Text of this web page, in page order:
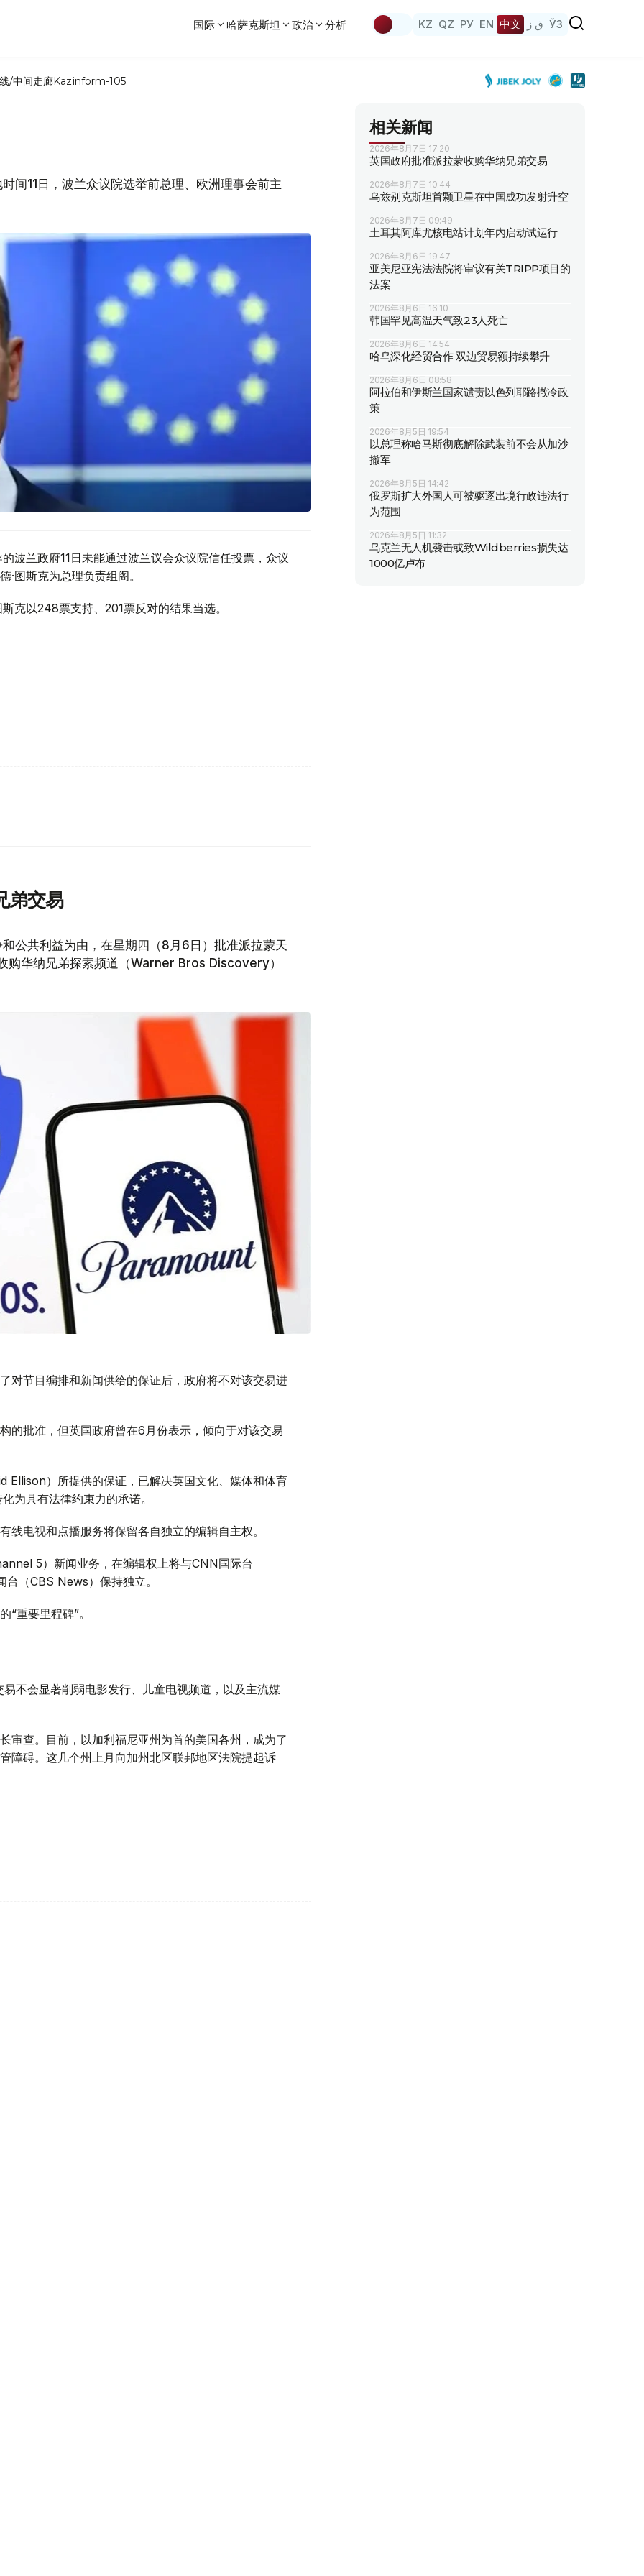
国际 哈萨克斯坦 政治 分析 KZ QZ РУ EN 中文 ق ز ЎЗ
/中间走廊Kazinform-105
间11日，波兰众议院选举前总理、欧洲理事会前主
波兰政府11日未能通过波兰议会众议院信任投票，众议
图斯克为总理负责组阁。
克以248票支持、201票反对的结果当选。
弟交易
公共利益为由，在星期四（8月6日）批准派拉蒙天
华纳兄弟探索频道（Warner Bros Discovery）
对节目编排和新闻供给的保证后，政府将不对该交易进
的批准，但英国政府曾在6月份表示，倾向于对该交易
Ellison）所提供的保证，已解决英国文化、媒体和体育
为具有法律约束力的承诺。
电视和点播服务将保留各自独立的编辑自主权。
5）新闻业务，在编辑权上将与CNN国际台
（CBS News）保持独立。
重要里程碑”。
不会显著削弱电影发行、儿童电视频道，以及主流媒
审查。目前，以加利福尼亚州为首的美国各州，成为了
障碍。这几个州上月向加州北区联邦地区法院提起诉
相关新闻
2026年8月7日 17:20
英国政府批准派拉蒙收购华纳兄弟交易
2026年8月7日 10:44
乌兹别克斯坦首颗卫星在中国成功发射升空
2026年8月7日 09:49
土耳其阿库尤核电站计划年内启动试运行
2026年8月6日 19:47
亚美尼亚宪法法院将审议有关TRIPP项目的
法案
2026年8月6日 16:10
韩国罕见高温天气致23人死亡
2026年8月6日 14:54
哈乌深化经贸合作 双边贸易额持续攀升
2026年8月6日 08:58
阿拉伯和伊斯兰国家谴责以色列耶路撒冷政
策
2026年8月5日 19:54
以总理称哈马斯彻底解除武装前不会从加沙
撤军
2026年8月5日 14:42
俄罗斯扩大外国人可被驱逐出境行政违法行
为范围
2026年8月5日 11:32
乌克兰无人机袭击或致Wildberries损失达
1000亿卢布